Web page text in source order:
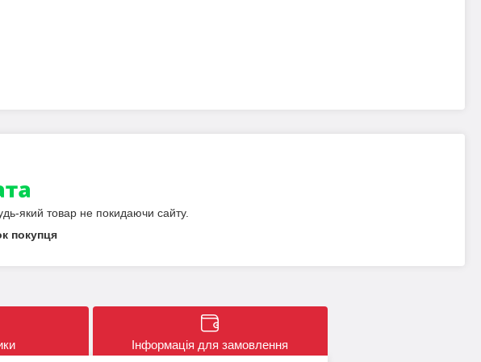
який товар не покидаючи сайту.
покупця
Інформація для замовлення